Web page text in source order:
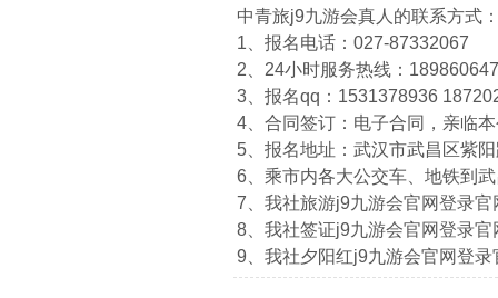
中青旅j9九游会真人的联系方式
1、报名电话：027-87332067
2、24小时服务热线：
3、报名qq：1531378936
4、合同签订：电子合同，亲临
5、报名地址：武汉市武昌区紫
6、乘市内各大公交车、地铁到
7、我社旅游j9九游会官网登录
8、我社签证j9九游会官网登录
9、我社夕阳红j9九游会官网登